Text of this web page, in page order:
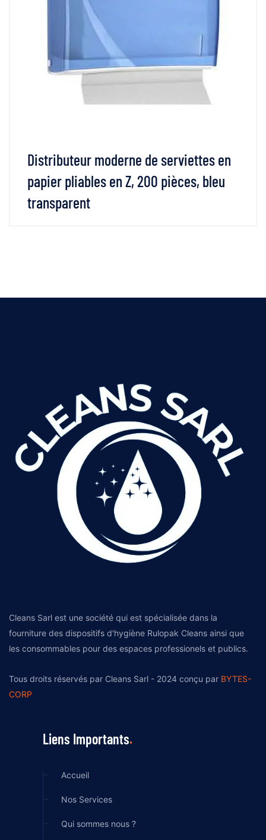
Distributeur moderne de serviettes en
papier pliables en Z, 200 pièces, bleu
transparent
Cleans Sarl est une société qui est spécialisée dans la
fourniture des dispositifs d'hygiène Rulopak Cleans ainsi que
les consommables pour des espaces professionels et publics.
Tous droits réservés par Cleans Sarl - 2024 conçu par BYTES-
CORP
Liens Importants
Accueil
Nos Services
Qui sommes nous ?